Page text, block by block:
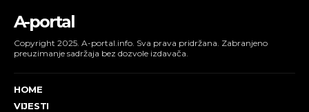
A-portal
Copyright 2025. A-portal.info. Sva prava pridržana. Zabranjeno
preuzimanje sadržaja bez dozvole izdavača.
HOME
VIJESTI